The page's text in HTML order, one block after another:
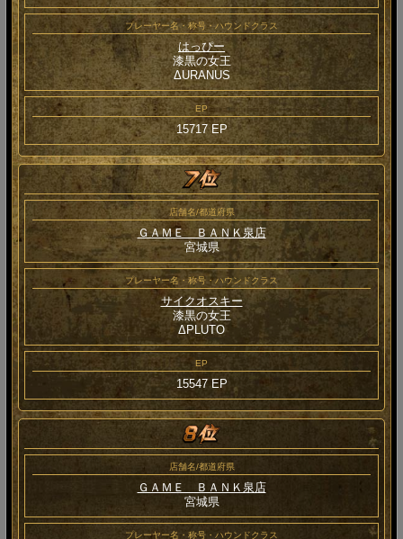
プレーヤー名・称号・ハウンドクラス
はっぴー
漆黒の女王
ΔURANUS
EP
15717 EP
店舗名/都道府県
ＧＡＭＥ ＢＡＮＫ泉店
宮城県
プレーヤー名・称号・ハウンドクラス
サイクオスキー
漆黒の女王
ΔPLUTO
EP
15547 EP
店舗名/都道府県
ＧＡＭＥ ＢＡＮＫ泉店
宮城県
プレーヤー名・称号・ハウンドクラス